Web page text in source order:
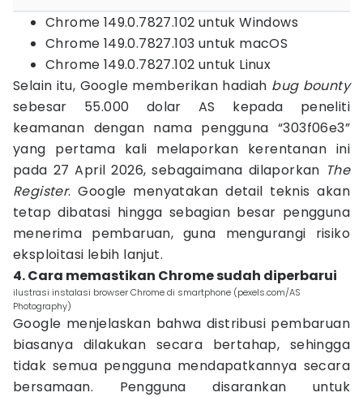
Chrome 149.0.7827.102 untuk Windows
Chrome 149.0.7827.103 untuk macOS
Chrome 149.0.7827.102 untuk Linux
Selain itu, Google memberikan hadiah bug bounty
sebesar 55.000 dolar AS kepada peneliti
keamanan dengan nama pengguna “303f06e3”
yang pertama kali melaporkan kerentanan ini
pada 27 April 2026, sebagaimana dilaporkan The
Register. Google menyatakan detail teknis akan
tetap dibatasi hingga sebagian besar pengguna
menerima pembaruan, guna mengurangi risiko
eksploitasi lebih lanjut.
4. Cara memastikan Chrome sudah diperbarui
ilustrasi instalasi browser Chrome di smartphone (pexels.com/AS
Photography)
Google menjelaskan bahwa distribusi pembaruan
biasanya dilakukan secara bertahap, sehingga
tidak semua pengguna mendapatkannya secara
bersamaan. Pengguna disarankan untuk